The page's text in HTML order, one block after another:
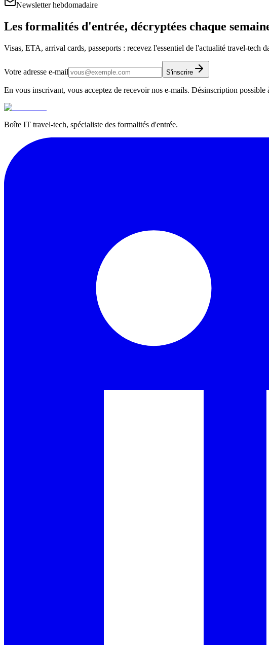
Newsletter hebdomadaire
Les formalités d'entrée, décryptées chaque
Visas, ETA, arrival cards, passeports : recevez l'essentiel de l'actualité travel-tech
Votre adresse e-mail S'inscrire
En vous inscrivant, vous acceptez de recevoir nos e-mails. Désinscription possible
Boîte IT travel-tech, spécialiste des formalités d'entrée.